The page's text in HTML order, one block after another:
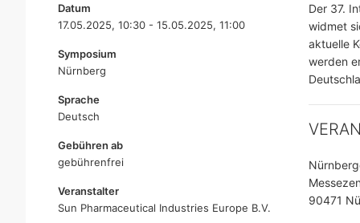
Datum
17.05.2025, 10:30 - 15.05.2025, 11:00
Symposium
Nürnberg
Sprache
Deutsch
Gebühren ab
gebührenfrei
Veranstalter
Sun Pharmaceutical Industries Europe B.V.
Der 37.
widmet
aktuelle
werden
90471